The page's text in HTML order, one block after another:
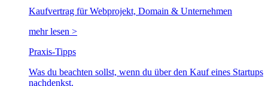
Kaufvertrag für Webprojekt, Domain & Unternehmen
mehr lesen >
Praxis-Tipps
Was du beachten sollst, wenn du über den Kauf eines Startups
nachdenkst.